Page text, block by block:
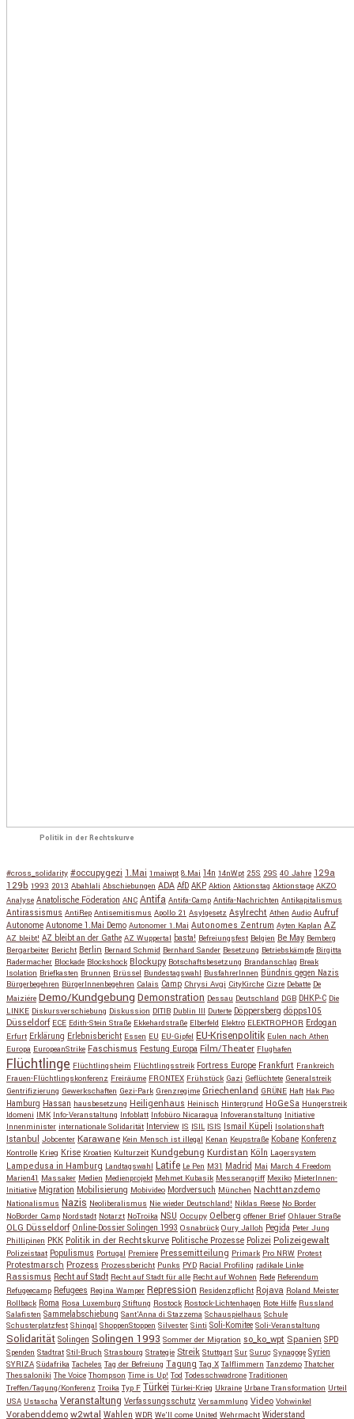
Politik in der Rechtskurve
#cross_solidarity #occupygezi 1.Mai 1maiwpt 8.Mai 14n 14nWpt 25S 29S 40 Jahre 129a
129b 1993 2013 Abahlali Abschiebungen ADA AfD AKP Aktion Aktionstag Aktionstage AKZO
Analyse Anatolische Föderation ANC Antifa Antifa-Camp Antifa-Nachrichten Antikapitalismus
Antirassismus AntiRep Antisemitismus Apollo 21 Asylgesetz Asylrecht Athen Audio Aufruf
Autonome Autonome 1.Mai Demo Autonomer 1.Mai Autonomes Zentrum Ayten Kaplan AZ
AZ bleibt! AZ bleibt an der Gathe AZ Wuppertal basta! Befreiungsfest Belgien Be May Bemberg
Bergarbeiter Bericht Berlin Bernard Schmid Bernhard Sander Besetzung Betriebskämpfe Birgitta
Radermacher Blockade Blockshock Blockupy Botschaftsbesetzung Brandanschlag Break
Isolation Briefkasten Brunnen Brüssel Bundestagswahl BusfahrerInnen Bündnis gegen Nazis
Bürgerbegehren BürgerInnenbegehren Calais Camp Chrysi Avgi CityKirche Cizre Debatte De
Maiziére Demo/Kundgebung Demonstration Dessau Deutschland DGB DHKP-C Die
LINKE Diskursverschiebung Diskussion DITIB Dublin III Duterte Döppersberg döpps105
Düsseldorf ECE Edith-Stein Straße Ekkehardstraße Elberfeld Elektro ELEKTROPHOR Erdogan
Erfurt Erklärung Erlebnisbericht Essen EU EU-Gipfel EU-Krisenpolitik Eulen nach Athen
Europa EuropeanStrike Faschismus Festung Europa Film/Theater Flughafen
Flüchtlinge Flüchtlingsheim Flüchtlingsstreik Fortress Europe Frankfurt Frankreich
Frauen-Flüchtlingskonferenz Freiräume FRONTEX Frühstück Gazi Geflüchtete Generalstreik
Gentrifizierung Gewerkschaften Gezi-Park Grenzregime Griechenland GRÜNE Haft Hak Pao
Hamburg Hassan hausbesetzung Heiligenhaus Heinisch Hintergrund HoGeSa Hungerstreik
Idomeni IMK Info-Veranstaltung Infoblatt Infobüro Nicaragua Infoveranstaltung Initiative
Innenminister internationale Solidarität Interview IS ISIL ISIS Ismail Küpeli Isolationshaft
Istanbul Jobcenter Karawane Kein Mensch ist illegal Kenan Keupstraße Kobane Konferenz
Kontrolle Krieg Krise Kroatien Kulturzeit Kundgebung Kurdistan Köln Lagersystem
Lampedusa in Hamburg Landtagswahl Latife Le Pen M31 Madrid Mai March 4 Freedom
Marien41 Massaker Medien Medienprojekt Mehmet Kubasik Messerangriff Mexiko MieterInnen-
Initiative Migration Mobilisierung Mobivideo Mordversuch München Nachttanzdemo
Nationalismus Nazis Neoliberalismus Nie wieder Deutschland! Niklas Reese No Border
NoBorder Camp Nordstadt Notarzt NoTroika NSU Occupy Oelberg offener Brief Ohlauer Straße
OLG Düsseldorf Online-Dossier Solingen 1993 Osnabrück Oury Jalloh Pegida Peter Jung
Phillipinen PKK Politik in der Rechtskurve Politische Prozesse Polizei Polizeigewalt
Polizeistaat Populismus Portugal Premiere Pressemitteilung Primark Pro NRW Protest
Protestmarsch Prozess Prozessbericht Punks PYD Racial Profiling radikale Linke
Rassismus Recht auf Stadt Recht auf Stadt für alle Recht auf Wohnen Rede Referendum
Refugeecamp Refugees Regina Wamper Repression Residenzpflicht Rojava Roland Meister
Rollback Roma Rosa Luxemburg Stiftung Rostock Rostock-Lichtenhagen Rote Hilfe Russland
Salafisten Sammelabschiebung Sant'Anna di Stazzema Schauspielhaus Schule
Schusterplatzfest Shingal ShoppenStoppen Silvester Sinti Soli-Komitee Soli-Veranstaltung
Solidarität Solingen Solingen 1993 Sommer der Migration so_ko_wpt Spanien SPD
Spenden Stadtrat Stil-Bruch Strasbourg Strategie Streik Stuttgart Sur Suruç Synagoge Syrien
SYRIZA Südafrika Tacheles Tag der Befreiung Tagung Tag X Talflimmern Tanzdemo Thatcher
Thessaloniki The Voice Thompson Time is Up! Tod Todesschwadrone Traditionen
Treffen/Tagung/Konferenz Troika Typ F Türkei Türkei-Krieg Ukraine Urbane Transformation Urteil
USA Ustascha Veranstaltung Verfassungsschutz Versammlung Video Vohwinkel
Vorabenddemo w2wtal Wahlen WDR We'll come United Wehrmacht Widerstand